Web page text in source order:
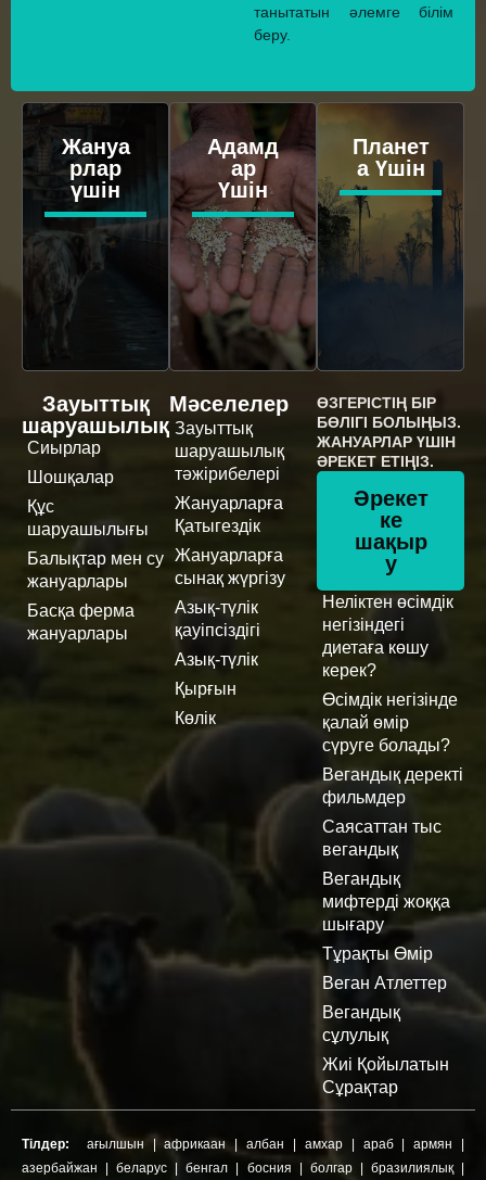
танытатын әлемге білім
беру.
Жануа
рлар
үшін
Адамд
ар
Үшін
Планет
а Үшін
Зауыттық
шаруашылық
Сиырлар
Шошқалар
Құс
шаруашылығы
Балықтар мен су
жануарлары
Басқа ферма
жануарлары
Мәселелер
Зауыттық
шаруашылық
тәжірибелері
Жануарларға
Қатыгездік
Жануарларға
сынақ жүргізу
Азық-түлік
қауіпсіздігі
Азық-түлік
Қырғын
Көлік
ӨЗГЕРІСТІҢ БІР
БӨЛІГІ БОЛЫҢЫЗ.
ЖАНУАРЛАР ҮШІН
ӘРЕКЕТ ЕТІҢІЗ.
Әрекет
ке
шақыр
у
Неліктен өсімдік
негізіндегі
диетаға көшу
керек?
Өсімдік негізінде
қалай өмір
сүруге болады?
Вегандық деректі
фильмдер
Саясаттан тыс
вегандық
Вегандық
мифтерді жоққа
шығару
Тұрақты Өмір
Веган Атлеттер
Вегандық
сұлулық
Жиі Қойылатын
Сұрақтар
Тілдер: ағылшын |африкаан |албан амхар| араб|армян
азербайжан |беларус |бенгал босния болгар| бразилиялық|